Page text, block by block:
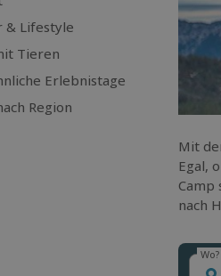
& Lifestyle
Tieren
Erlebnistage
Region
Mit
Egal,
Camp
nach
Wo?
Wo?